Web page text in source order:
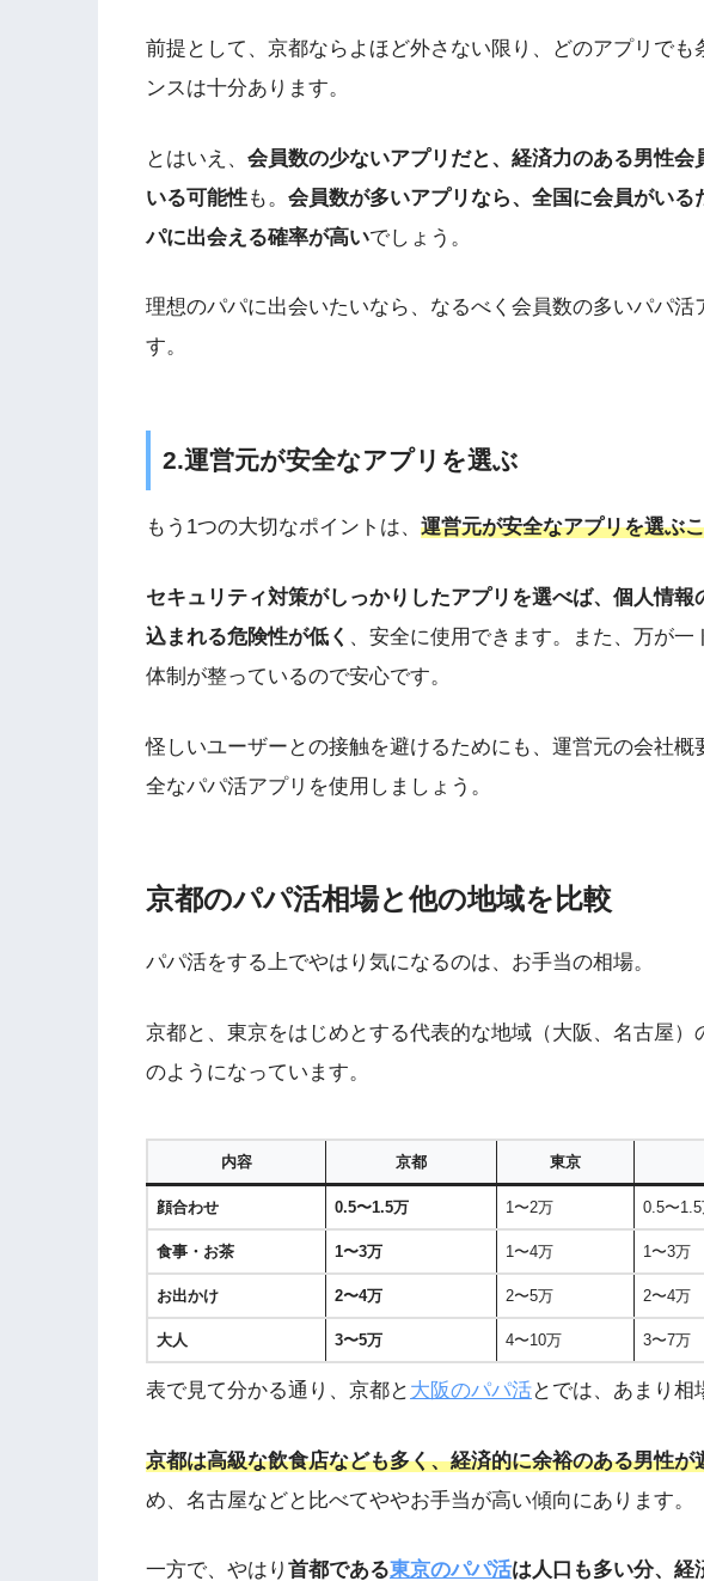
前提として、京都ならよほど外さない限り、どのアプリでも
ンスは十分あります。
とはいえ、 会員数の少ないアプリだと、経済力のある男性
いる可能性も。 会員数が多いアプリなら、全国に会員がい
パに出会える確率が高いでしょう。
理想のパパに出会いたいなら、なるべく会員数の多いパパ
す。
2.運営元が安全なアプリを選ぶ
もう1つの大切なポイントは、 運営元が安全なアプリを選ぶ
セキュリティ対策がしっかりしたアプリを選べば、個人情報
込まれる危険性が低く 、安全に使用できます。また、万が一
体制が整っているので安心です。
怪しいユーザーとの接触を避けるためにも、運営元の会社
全なパパ活アプリを使用しましょう。
京都のパパ活相場と他の地域を比較
パパ活をする上でやはり気になるのは、お手当の相場。
京都と、東京をはじめとする代表的な地域（大阪、名古屋
のようになっています。
内容 京都 東京
顔合わせ 0.5〜1.5万 1〜2万 0.5〜1.5
食事・お茶 1〜3万 1〜4万 1〜3万
お出かけ 2〜4万 2〜5万 2〜4万
大人 3〜5万 4〜10万 3〜7万
表で見て分かる通り、京都と 大阪のパパ活とでは、あまり相
京都は高級な飲食店なども多く、経済的に余裕のある男性が
め、名古屋などと比べてややお手当が高い傾向にあります。
一方で、やはり 首都である東京のパパ活は人口も多い分、経